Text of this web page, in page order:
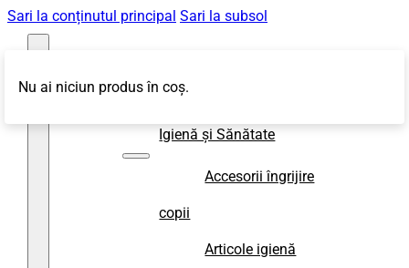
Sari la conținutul principal Sari la subsol
Igienă și Sănătate
Accesorii îngrijire
copii
Articole igienă
Nu ai niciun produs în coș.